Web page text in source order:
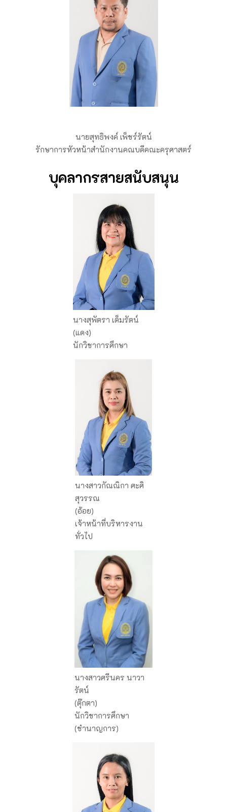
นายสุทธิพงค์ เพ็ชร์รัตน์
รักษาการหัวหน้าสำนักงานคณบดีคณะครุศาสตร์
บุคลากรสายสนับสนุน
นางสุพัตรา เต็มรัตน์
(แดง)
นักวิชาการศึกษา
นางสาวกัณณิกา ศะศิ
สุวรรณ
(อ้อย)
เจ้าหน้าที่บริหารงาน
ทั่วไป
นางสาวศรีนคร นาวา
รัตน์
(ตุ๊กตา)
นักวิชาการศึกษา
(ชำนาญการ)